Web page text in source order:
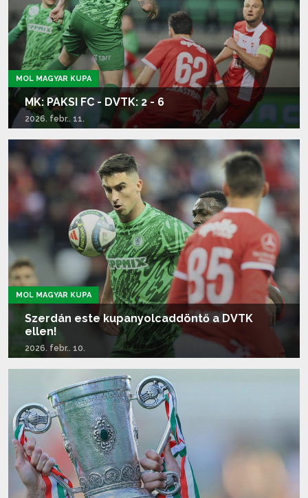
MOL MAGYAR KUPA
MK: PAKSI FC - DVTK: 2 - 6
2026. febr.. 11.
Tovább olvasom...
MOL MAGYAR KUPA
Szerdán este kupanyolcaddöntő a DVTK
ellen!
2026. febr.. 10.
Tovább olvasom...